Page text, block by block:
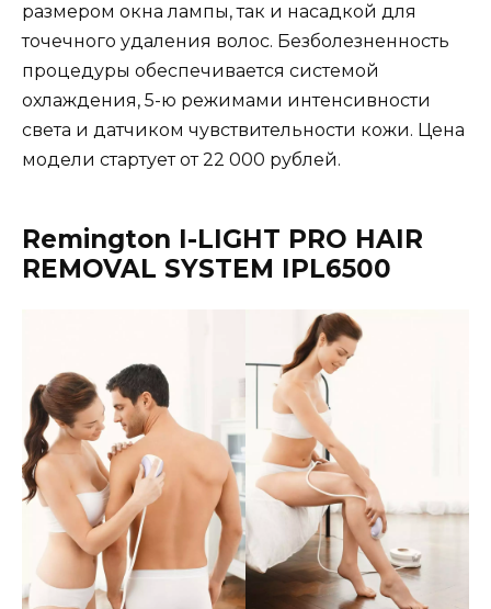
размером окна лампы, так и насадкой для
точечного удаления волос. Безболезненность
процедуры обеспечивается системой
охлаждения, 5-ю режимами интенсивности
света и датчиком чувствительности кожи. Цена
модели стартует от 22 000 рублей.
Remington I-LIGHT PRO HAIR
REMOVAL SYSTEM IPL6500